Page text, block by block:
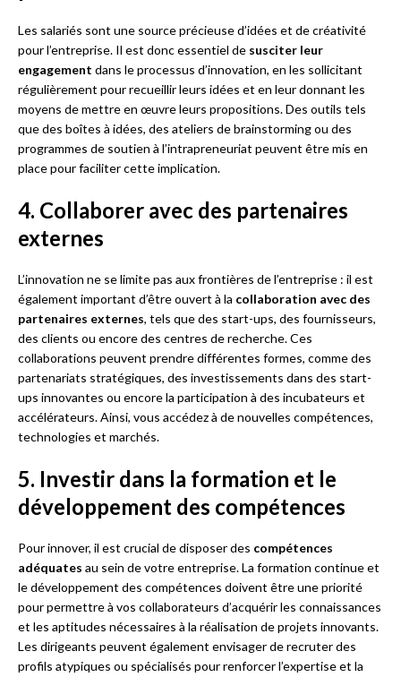
Les salariés sont une source précieuse d’idées et de créativité
pour l’entreprise. Il est donc essentiel de susciter leur
engagement dans le processus d’innovation, en les sollicitant
régulièrement pour recueillir leurs idées et en leur donnant les
moyens de mettre en œuvre leurs propositions. Des outils tels
que des boîtes à idées, des ateliers de brainstorming ou des
programmes de soutien à l’intrapreneuriat peuvent être mis en
place pour faciliter cette implication.
4. Collaborer avec des partenaires
externes
L’innovation ne se limite pas aux frontières de l’entreprise : il est
également important d’être ouvert à la collaboration avec des
partenaires externes, tels que des start-ups, des fournisseurs,
des clients ou encore des centres de recherche. Ces
collaborations peuvent prendre différentes formes, comme des
partenariats stratégiques, des investissements dans des start-
ups innovantes ou encore la participation à des incubateurs et
accélérateurs. Ainsi, vous accédez à de nouvelles compétences,
technologies et marchés.
5. Investir dans la formation et le
développement des compétences
Pour innover, il est crucial de disposer des compétences
adéquates au sein de votre entreprise. La formation continue et
le développement des compétences doivent être une priorité
pour permettre à vos collaborateurs d’acquérir les connaissances
et les aptitudes nécessaires à la réalisation de projets innovants.
Les dirigeants peuvent également envisager de recruter des
profils atypiques ou spécialisés pour renforcer l’expertise et la